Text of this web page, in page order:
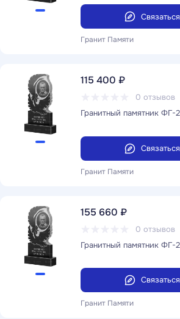
Связаться
Гранит Памяти
115 400 ₽
0 отзывов
Связаться
Гранит Памяти
155 660 ₽
0 отзывов
Связаться
Гранит Памяти